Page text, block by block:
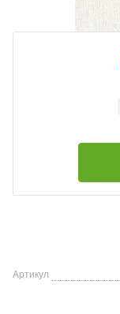
Артикул